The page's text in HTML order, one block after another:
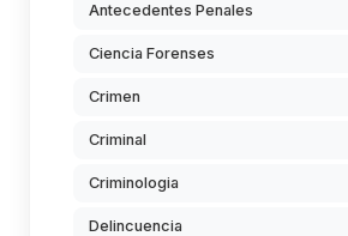
Antecedentes Penales
Ciencia Forenses
Crimen
Criminal
Criminologia
Delincuencia